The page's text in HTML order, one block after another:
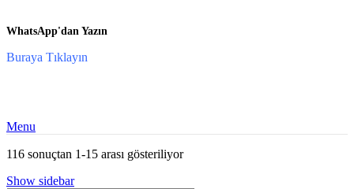
WhatsApp'dan Yazın
Buraya Tıklayın
Menu
116 sonuçtan 1-15 arası gösteriliyor
Show sidebar